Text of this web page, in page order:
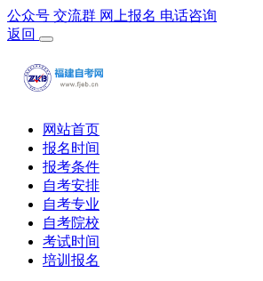
公众号 交流群 网上报名 电话咨询
返回
网站首页
报名时间
报考条件
自考安排
自考专业
自考院校
考试时间
培训报名